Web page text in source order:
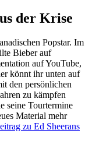
der Krise
Popstar. Im
Bieber auf
auf YouTube,
könnt ihr unten auf
den persönlichen
zu kämpfen
seine Tourtermine
Material mehr
zu Ed Sheerans